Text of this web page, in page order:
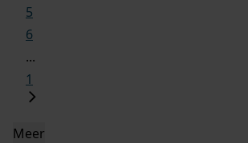
5
6
...
1
Meer